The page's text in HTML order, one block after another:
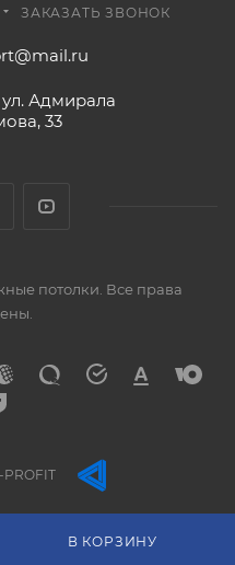
В КОРЗИНУ
ЗАКАЗАТЬ ЗВОНОК
ул. Адмирала
33
потолки. Все права